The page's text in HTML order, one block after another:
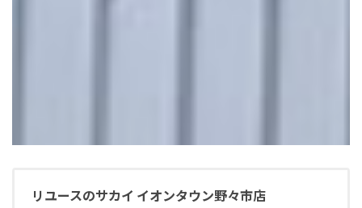
リユースのサカイ イオンタウン野々市店